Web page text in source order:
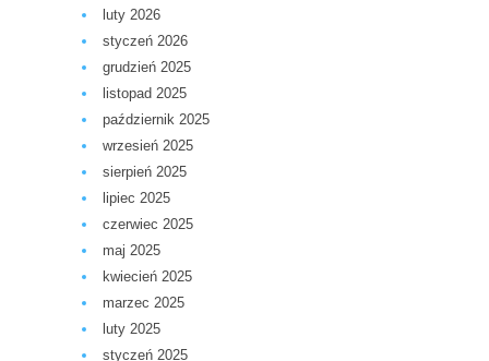
luty 2026
styczeń 2026
grudzień 2025
listopad 2025
październik 2025
wrzesień 2025
sierpień 2025
lipiec 2025
czerwiec 2025
maj 2025
kwiecień 2025
marzec 2025
luty 2025
styczeń 2025